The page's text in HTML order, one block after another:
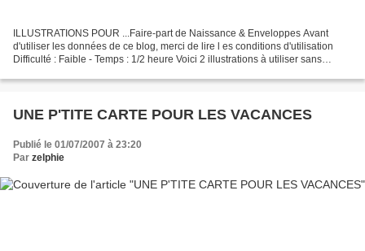
ILLUSTRATIONS POUR ...Faire-part de Naissance & Enveloppes Avant
d'utiliser les données de ce blog, merci de lire l es conditions d'utilisation
Difficulté : Faible - Temps : 1/2 heure Voici 2 illustrations à utiliser sans
UNE P'TITE CARTE POUR LES VACANCES
Publié le 01/07/2007 à 23:20
Par zelphie